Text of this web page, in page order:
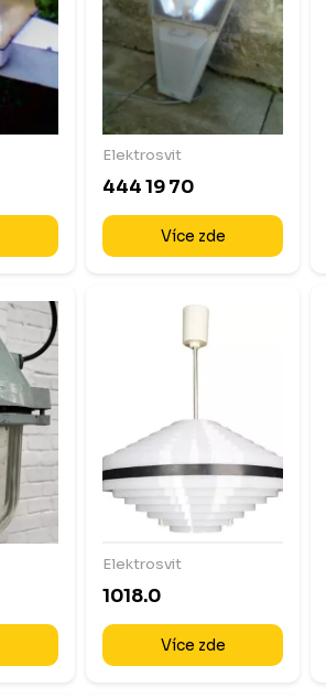
Elektrosvit
444 19 70
Více zde
Elektrosvit
1018.0
Více zde